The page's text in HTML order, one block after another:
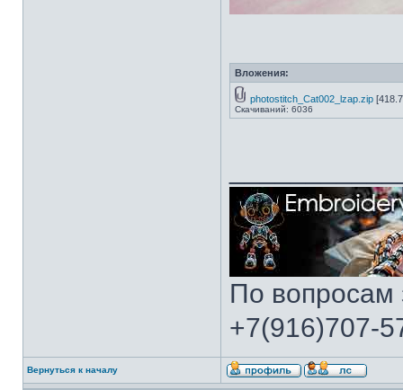
Вложения:
photostitch_Cat002_lzap.zip
Скачиваний: 6036
По вопросам
+7(916)707-
Вернуться к началу